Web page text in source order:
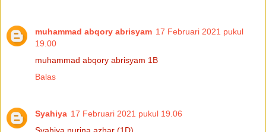
muhammad abqory abrisyam 17 Februari 2021 pukul
19.00
muhammad abqory abrisyam 1B
Balas
Syahiya 17 Februari 2021 pukul 19.06
Syahiya nurina azhar (1D)